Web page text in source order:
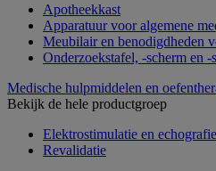
Apotheekkast
Apparatuur voor algemene
Meubilair en benodigdheden
Onderzoekstafel, -scherm en -
Medische hulpmiddelen en
Bekijk de hele productgroep
Elektrostimulatie en echografie
Revalidatie